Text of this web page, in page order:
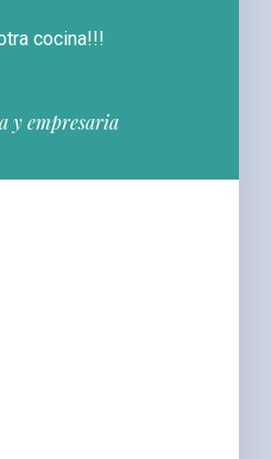
cocina!!!
y empresaria